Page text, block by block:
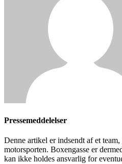
Pressemeddelelser
Denne artikel er indsendt af et
motorsporten. Boxengasse er
kan ikke holdes ansvarlig for